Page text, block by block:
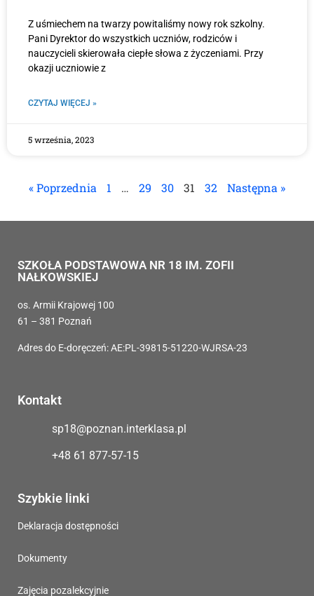
Z uśmiechem na twarzy powitaliśmy nowy rok szkolny.
Pani Dyrektor do wszystkich uczniów, rodziców i
nauczycieli skierowała ciepłe słowa z życzeniami. Przy
okazji uczniowie z
CZYTAJ WIĘCEJ »
5 września, 2023
« Poprzednia 1 … 29 30 31 32 Następna »
SZKOŁA PODSTAWOWA NR 18 IM. ZOFII
NAŁKOWSKIEJ
os. Armii Krajowej 100
61 – 381 Poznań
Adres do E-doręczeń: AE:PL-39815-51220-WJRSA-23
Kontakt
sp18@poznan.interklasa.pl
+48 61 877-57-15
Szybkie linki
Deklaracja dostępności
Dokumenty
Zajęcia pozalekcyjnie